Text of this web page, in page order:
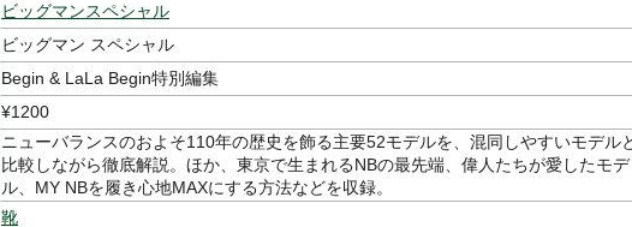
ビッグマンスペシャル
ビッグマン スペシャル
Begin & LaLa Begin特別編集
¥1200
ニューバランスのおよそ110年の歴史を飾る主要52モデルを、混同しやすいモデル
比較しながら徹底解説。ほか、東京で生まれるNBの最先端、偉人たちが愛したモデ
ル、MY NBを履き心地MAXにする方法などを収録。
靴